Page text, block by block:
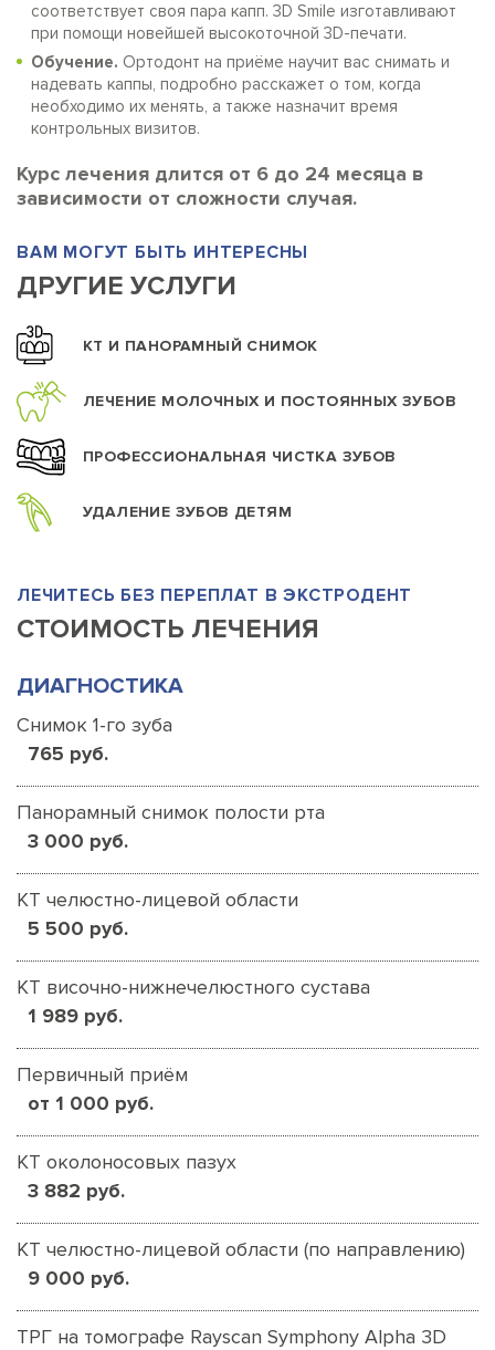
соответствует своя пара капп. 3D Smile изготавливают
при помощи новейшей высокоточной 3D-печати.
Обучение. Ортодонт на приёме научит вас снимать и
надевать каппы, подробно расскажет о том, когда
необходимо их менять, а также назначит время
контрольных визитов.
Курс лечения длится от 6 до 24 месяца в
зависимости от сложности случая.
ВАМ МОГУТ БЫТЬ ИНТЕРЕСНЫ
ДРУГИЕ УСЛУГИ
КТ И ПАНОРАМНЫЙ СНИМОК
ЛЕЧЕНИЕ МОЛОЧНЫХ И ПОСТОЯННЫХ ЗУБОВ
ПРОФЕССИОНАЛЬНАЯ ЧИСТКА ЗУБОВ
УДАЛЕНИЕ ЗУБОВ ДЕТЯМ
ЛЕЧИТЕСЬ БЕЗ ПЕРЕПЛАТ В ЭКСТРОДЕНТ
СТОИМОСТЬ ЛЕЧЕНИЯ
ДИАГНОСТИКА
Снимок 1-го зуба
765 руб.
Панорамный снимок полости рта
3 000 руб.
КТ челюстно-лицевой области
5 500 руб.
КТ височно-нижнечелюстного сустава
1 989 руб.
Первичный приём
от 1 000 руб.
КТ околоносовых пазух
3 882 руб.
КТ челюстно-лицевой области (по направлению)
9 000 руб.
ТРГ на томографе Rayscan Symphony Alpha 3D